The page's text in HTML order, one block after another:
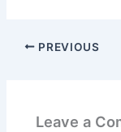
PREVIOUS
Leave a